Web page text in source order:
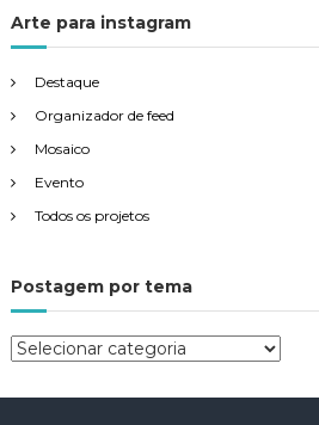
Arte para instagram
Destaque
Organizador de feed
Mosaico
Evento
Todos os projetos
Postagem por tema
P
s